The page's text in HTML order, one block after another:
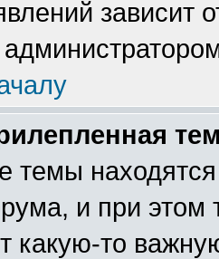
зависит
темы
и при этом
какую-то